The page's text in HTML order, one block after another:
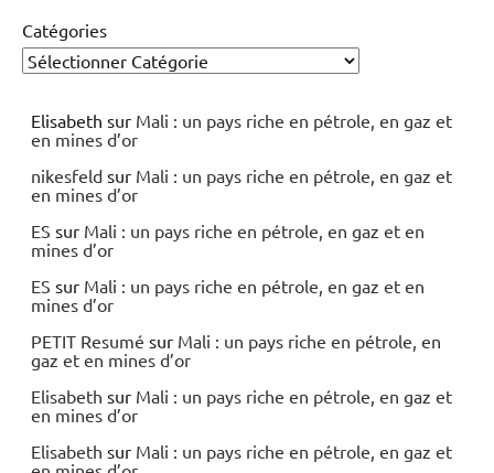
Catégories
Elisabeth sur Mali : un pays riche en pétrole, en gaz et
en mines d’or
nikesfeld sur Mali : un pays riche en pétrole, en gaz et
en mines d’or
ES sur Mali : un pays riche en pétrole, en gaz et en
mines d’or
ES sur Mali : un pays riche en pétrole, en gaz et en
mines d’or
PETIT Resumé sur Mali : un pays riche en pétrole, en
gaz et en mines d’or
Elisabeth sur Mali : un pays riche en pétrole, en gaz et
en mines d’or
Elisabeth sur Mali : un pays riche en pétrole, en gaz et